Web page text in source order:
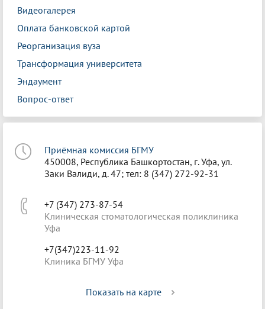
Видеогалерея
Оплата банковской картой
Реорганизация вуза
Трансформация университета
Эндаумент
Вопрос-ответ
Приёмная комиссия БГМУ
450008, Республика Башкортостан, г. Уфа, ул.
Заки Валиди, д. 47; тел: 8 (347) 272-92-31
+7 (347) 273-87-54
Клиническая стоматологическая поликлиника
Уфа
+7(347)223-11-92
Клиника БГМУ Уфа
Показать на карте